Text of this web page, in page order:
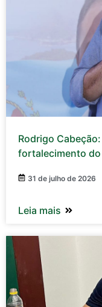
Rodrigo
fortalecimento do
31 de julho de 2026
Leia mais